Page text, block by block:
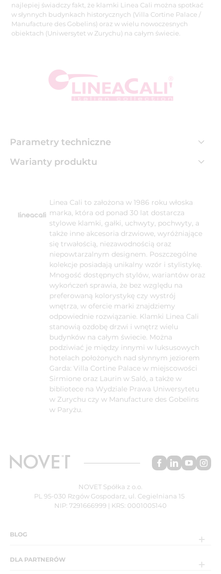
najlepiej świadczy fakt, że klamki Linea Cali można spotkać
w słynnych budynkach historycznych (Villa Cortine Palace /
Manufacture des Gobelins) oraz w wielu nowoczesnych
obiektach (Uniwersytet w Zurychu) na całym świecie.
Parametry techniczne
Warianty produktu
Linea Cali to założona w 1986 roku włoska
marka, która od ponad 30 lat dostarcza
stylowe klamki, gałki, uchwyty, pochwyty, a
także inne akcesoria drzwiowe, wyróżniające
się trwałością, niezawodnością oraz
niepowtarzalnym designem. Poszczególne
kolekcje posiadają unikalny wzór i stylistykę.
Mnogość dostępnych stylów, wariantów oraz
wykończeń sprawia, że bez względu na
preferowaną kolorystykę czy wystrój
wnętrza, w ofercie marki znajdziemy
odpowiednie rozwiązanie. Klamki Linea Cali
stanowią ozdobę drzwi i wnętrz wielu
budynków na całym świecie. Można
podziwiać je między innymi w luksusowych
hotelach położonych nad słynnym jeziorem
Garda: Villa Cortine Palace w miejscowości
Sirmione oraz Laurin w Saló, a także w
bibliotece na Wydziale Prawa Uniwersytetu
w Zurychu czy w Manufacture des Gobelins
w Paryżu.
NOVET Spółka z o.o.
PL 95-030 Rzgów Gospodarz, ul. Cegielniana 15
NIP: 7291666999 | KRS: 0001005140
BLOG
DLA PARTNERÓW